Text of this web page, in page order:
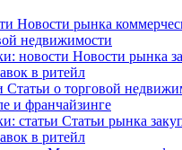
Новости рынка
недвижимости
новости Новости рынка
в ритейл
Статьи о торговой
и франчайзинге
статьи Статьи рынка
в ритейл